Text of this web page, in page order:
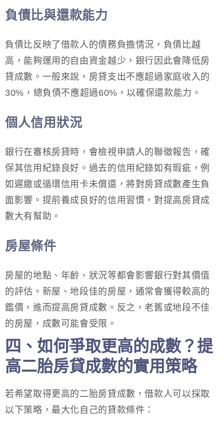
負債比與還款能力
負債比反映了借款人的債務負擔情況，負債比越
高，能夠運用的自由資金越少，銀行因此會降低房
貸成數。一般來說，房貸支出不應超過家庭收入的
30%，總負債不應超過60%，以確保還款能力。
個人信用狀況
銀行在審核房貸時，會檢視申請人的聯徵報告，確
保其信用紀錄良好。過去的信用紀錄如有瑕疵，例
如遲繳或循環信用卡未償還，將對房貸成數產生負
面影響。提前養成良好的信用習慣，對提高房貸成
數大有幫助。
房屋條件
房屋的地點、年齡、狀況等都會影響銀行對其價值
的評估。新屋、地段佳的房屋，通常會獲得較高的
鑑價，進而提高房貸成數。反之，老舊或地段不佳
的房屋，成數可能會受限。
四、如何爭取更高的成數？提
高二胎房貸成數的實用策略
若希望取得更高的二胎房貸成數，借款人可以採取
以下策略，最大化自己的貸款條件：